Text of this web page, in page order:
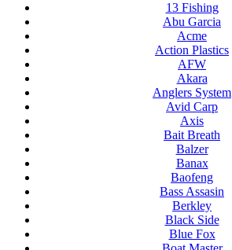
13 Fishing
Abu Garcia
Acme
Action Plastics
AFW
Akara
Anglers System
Avid Carp
Axis
Bait Breath
Balzer
Banax
Baofeng
Bass Assasin
Berkley
Black Side
Blue Fox